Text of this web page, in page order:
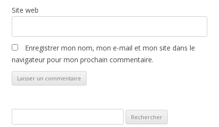
Site web
Enregistrer mon nom, mon e-mail et mon site dans le
navigateur pour mon prochain commentaire.